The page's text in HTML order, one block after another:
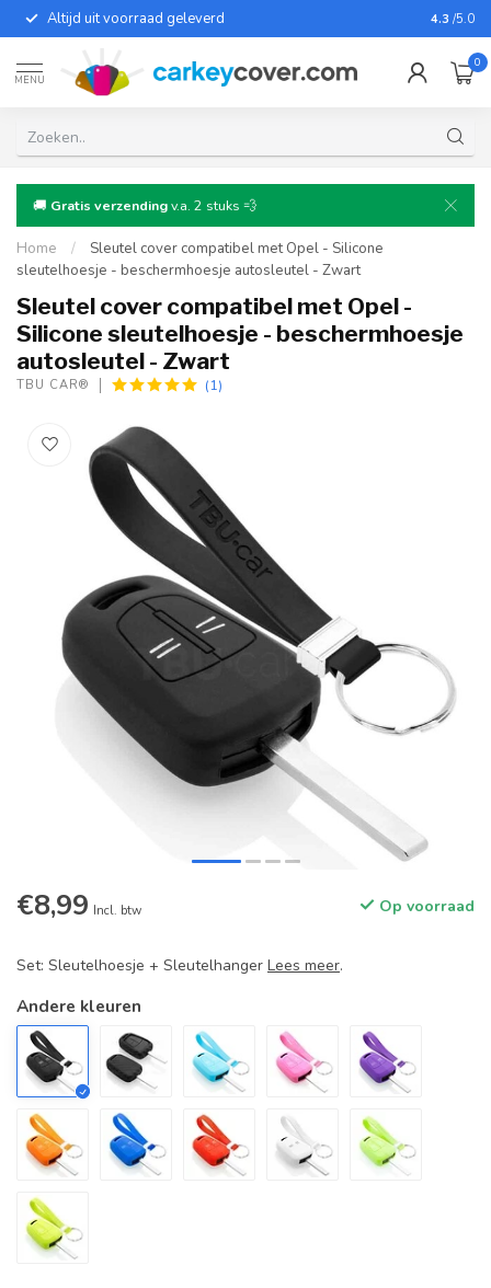
Altijd uit voorraad geleverd Voor
4.3 /5.0
MENU
0
🚚 Gratis verzendingv.a. 2 stuks 💨
Home /
Sleutel cover compatibel met Opel - Silicone
sleutelhoesje - beschermhoesje autosleutel - Zwart
Sleutel cover compatibel met Opel -
Silicone sleutelhoesje - beschermhoesje
autosleutel - Zwart
TBU CAR® (1)
€8,99 Incl. btw Op voorraad
Set: Sleutelhoesje + Sleutelhanger Lees meer.
Andere kleuren